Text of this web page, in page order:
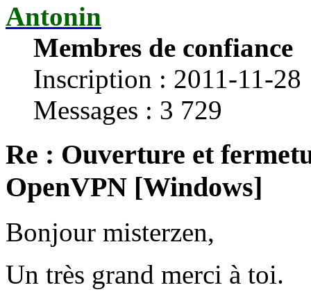
Antonin
Membres de confiance
Inscription : 2011-11-28
Messages : 3 729
Re : Ouverture et
OpenVPN [Windows]
Bonjour misterzen,
Un très grand merci à toi.